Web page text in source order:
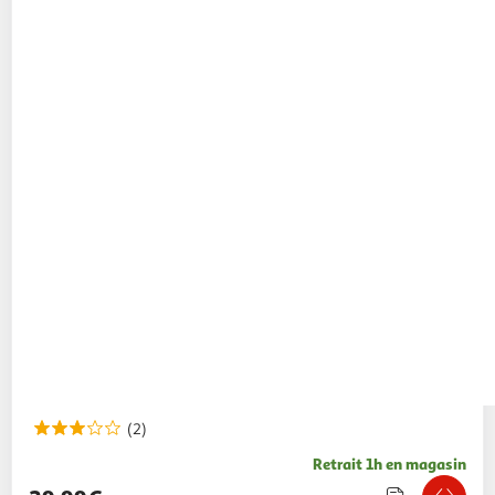
(2)
Retrait 1h en magasin